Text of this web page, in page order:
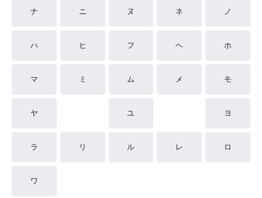
ナ ニ ヌ ネ ノ
ハ ヒ フ ヘ ホ
マ ミ ム メ モ
ヤ ユ ヨ
ラ リ ル レ ロ
ワ